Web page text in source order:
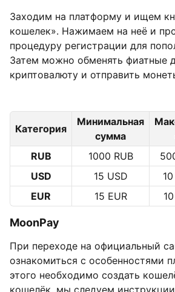
Заходим на платформу и ищем
кошелек». Нажимаем на неё и
процедуру регистрации для
Затем можно обменять фиатные
криптовалюту и отправить
Категория
Минимальная
сумма
RUB 1000 RUB
USD
15 USD
EUR
15 EUR
MoonPay
При переходе на официальный
ознакомиться с особенностями
этого необходимо создать
кошелёк, мы следуем